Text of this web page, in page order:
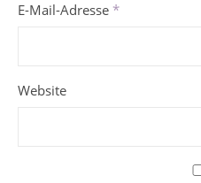
E-Mail-Adresse *
Website